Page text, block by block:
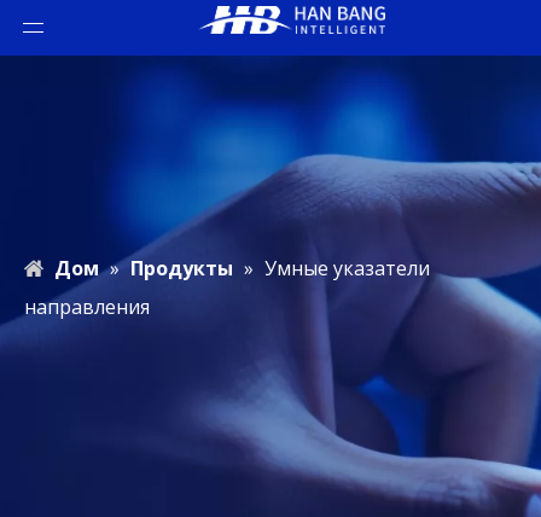
Дом » Продукты » Умные указатели
направления